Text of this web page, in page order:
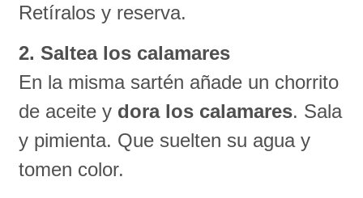
Retíralos y reserva.
2. Saltea los calamares
En la misma sartén añade un chorrito
de aceite y dora los calamares. Sala
y pimienta. Que suelten su agua y
tomen color.